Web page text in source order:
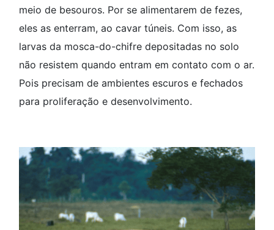
meio de besouros. Por se alimentarem de fezes,
eles as enterram, ao cavar túneis. Com isso, as
larvas da mosca-do-chifre depositadas no solo
não resistem quando entram em contato com o ar.
Pois precisam de ambientes escuros e fechados
para proliferação e desenvolvimento.